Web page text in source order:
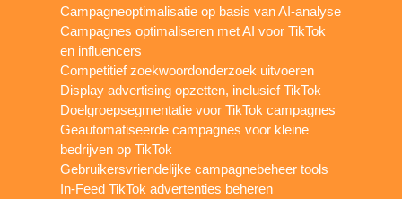
Campagneoptimalisatie op basis van AI-analyse
Campagnes optimaliseren met AI voor TikTok
en influencers
Competitief zoekwoordonderzoek uitvoeren
Display advertising opzetten, inclusief TikTok
Doelgroepsegmentatie voor TikTok campagnes
Geautomatiseerde campagnes voor kleine
bedrijven op TikTok
Gebruikersvriendelijke campagnebeheer tools
In-Feed TikTok advertenties beheren